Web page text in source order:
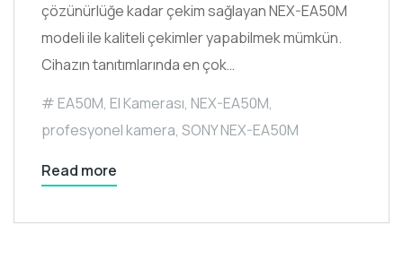
çözünürlüğe kadar çekim sağlayan NEX-EA50M
modeli ile kaliteli çekimler yapabilmek mümkün.
Cihazın tanıtımlarında en çok…
EA50M, El Kamerası, NEX-EA50M,
profesyonel kamera, SONY NEX-EA50M
Read more